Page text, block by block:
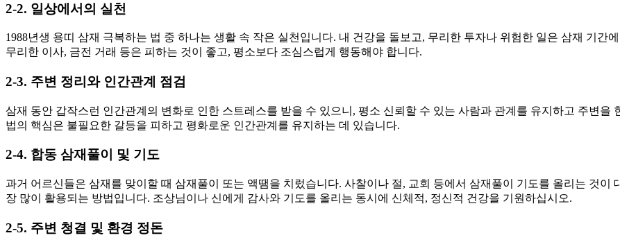
2-2. 일상에서의 실천
1988년생 용띠 삼재 극복하는 법 중 하나는 생활 속 작은 실천입니다. 내 건강을 돌보고, 무리한 투자나 위험한 일은 삼재 기간
무리한 이사, 금전 거래 등은 피하는 것이 좋고, 평소보다 조심스럽게 행동해야 합니다.
2-3. 주변 정리와 인간관계 점검
삼재 동안 갑작스런 인간관계의 변화로 인한 스트레스를 받을 수 있으니, 평소 신뢰할 수 있는 사람과 관계를 유지하고 주변을
법의 핵심은 불필요한 갈등을 피하고 평화로운 인간관계를 유지하는 데 있습니다.
2-4. 합동 삼재풀이 및 기도
과거 어르신들은 삼재를 맞이할 때 삼재풀이 또는 액땜을 치렀습니다. 사찰이나 절, 교회 등에서 삼재풀이 기도를 올리는 것이
장 많이 활용되는 방법입니다. 조상님이나 신에게 감사와 기도를 올리는 동시에 신체적, 정신적 건강을 기원하십시오.
2-5. 주변 청결 및 환경 정돈